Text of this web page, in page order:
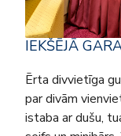
IEKŠĒJĀ
Ērta divvietīga
par divām
istaba ar dušu,